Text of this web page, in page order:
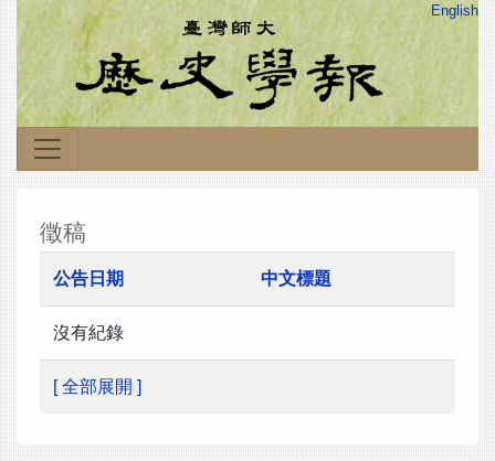
English
徵稿
公告日期 中文標題
沒有紀錄
[ 全部展開 ]